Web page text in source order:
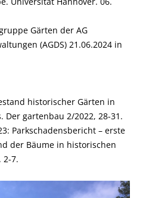
Gärten der AG
(AGDS) 21.06.2024 in
historischer Gärten in
Der gartenbau 2/2022, 28-31.
Parkschadensbericht – erste
der Bäume in historischen
2-7.